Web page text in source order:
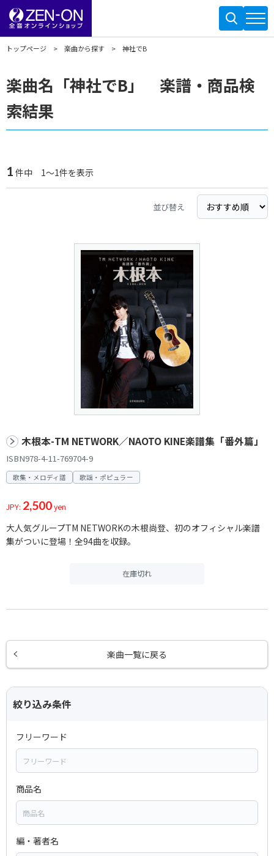
トップページ 楽曲から探す 神社でB
楽曲名「神社でB」 楽譜・商品検
索結果
1 件中 1～1件を表示
並び替え
木根本-TM NETWORK／NAOTO KINE楽譜集「番外篇」
ISBN978-4-11-769704-9
歌集・メロディ譜 歌謡・ポピュラー
JPY: 2,500yen
大人気グループTM NETWORKの木根尚登、初のオフィシャル楽譜
集がついに登場！全94曲を収録。
在庫切れ
楽曲一覧に戻る
絞り込み条件
フリーワード
商品名
編・著者名